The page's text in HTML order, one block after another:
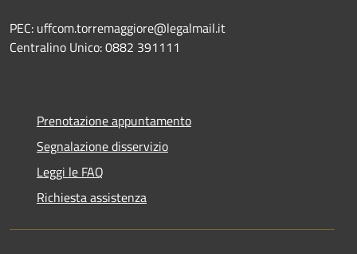
PEC: uffcom.torremaggiore@legalmail.it
Centralino Unico: 0882 391111
Prenotazione appuntamento
Segnalazione disservizio
Leggi le FAQ
Richiesta assistenza